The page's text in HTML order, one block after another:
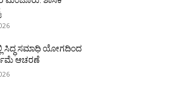
ಸಿದ್ಧ ಸಮಾಧಿ ಯೋಗದಿಂದ
ಆಚರಣೆ